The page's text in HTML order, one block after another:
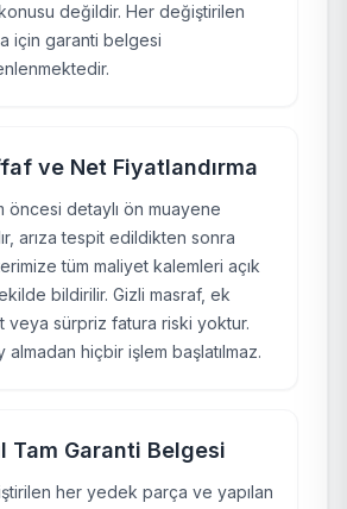
değildir. Her değiştirilen
için garanti belgesi
ve Net Fiyatlandırma
öncesi detaylı ön muayene
arıza tespit edildikten sonra
tüm maliyet kalemleri açık
bildirilir. Gizli masraf, ek
veya sürpriz fatura riski yoktur.
almadan hiçbir işlem başlatılmaz.
Tam Garanti Belgesi
her yedek parça ve yapılan